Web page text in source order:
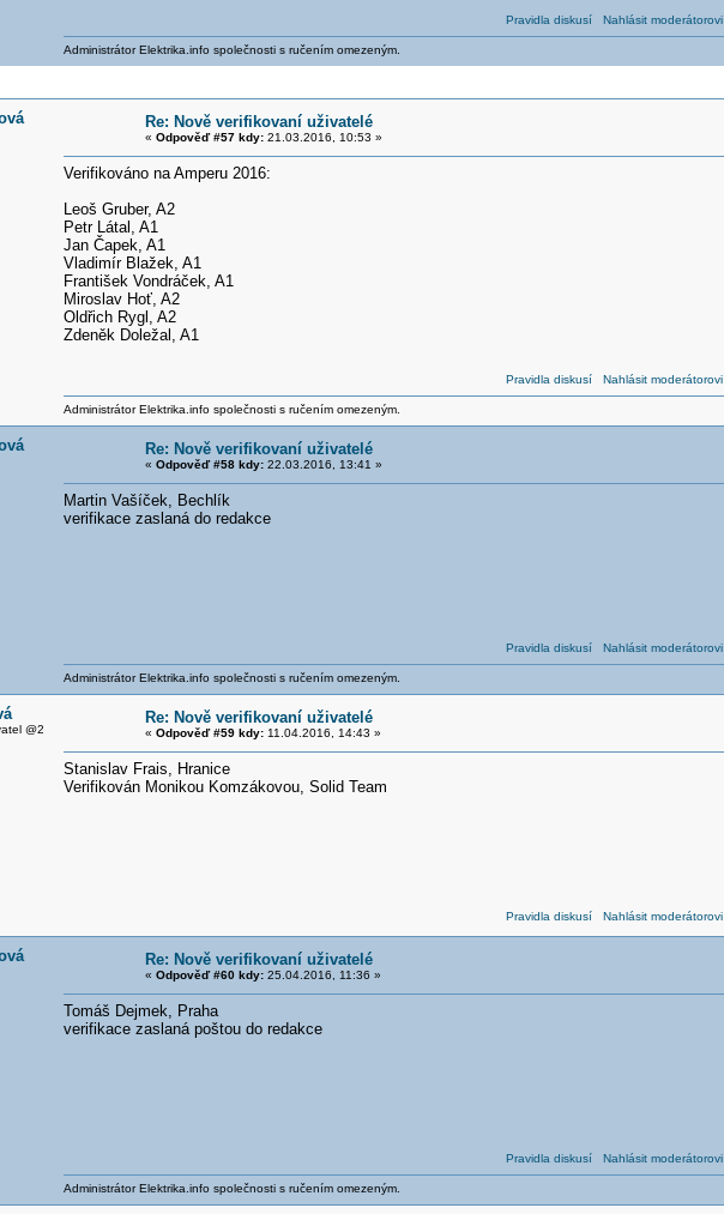
Pravidla diskusí Nahlásit moderátorovi
Administrátor Elektrika.info společnosti s ručením omezeným.
Re: Nově verifikovaní uživatelé
« Odpověď #57 kdy:21.03.2016, 10:53 »
Verifikováno na Amperu 2016:
Leoš Gruber, A2
Petr Látal, A1
Jan Čapek, A1
Vladimír Blažek, A1
František Vondráček, A1
Miroslav Hoť, A2
Oldřich Rygl, A2
Zdeněk Doležal, A1
Pravidla diskusí Nahlásit moderátorovi
Administrátor Elektrika.info společnosti s ručením omezeným.
Re: Nově verifikovaní uživatelé
« Odpověď #58 kdy:22.03.2016, 13:41 »
Martin Vašíček, Bechlík
verifikace zaslaná do redakce
Pravidla diskusí Nahlásit moderátorovi
Administrátor Elektrika.info společnosti s ručením omezeným.
@2
Re: Nově verifikovaní uživatelé
« Odpověď #59 kdy:11.04.2016, 14:43 »
Stanislav Frais, Hranice
Verifikován Monikou Komzákovou, Solid Team
Pravidla diskusí Nahlásit moderátorovi
Re: Nově verifikovaní uživatelé
« Odpověď #60 kdy:25.04.2016, 11:36 »
Tomáš Dejmek, Praha
verifikace zaslaná poštou do redakce
Pravidla diskusí Nahlásit moderátorovi
Administrátor Elektrika.info společnosti s ručením omezeným.